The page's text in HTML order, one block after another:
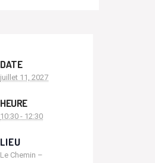
DATE
juillet 11, 2027
HEURE
10:30 - 12:30
LIEU
Le Chemin –